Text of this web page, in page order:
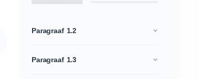
Paragraaf 1.2
Paragraaf 1.3